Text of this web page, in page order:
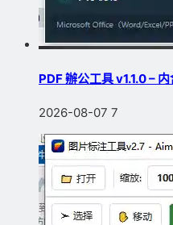
PDF 辦公工具 v1.1.0 –
2026-08-07 7